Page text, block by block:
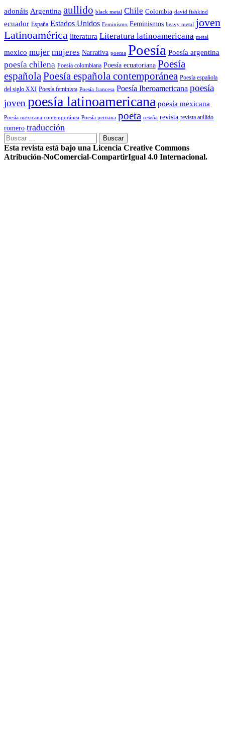
adonáis Argentina aullido black metal Chile Colombia david fishkind
ecuador España Estados Unidos Feminismo Feminismos heavy metal joven
Latinoamérica literatura Literatura latinoamericana metal
mexico mujer mujeres Narrativa poema Poesía Poesía argentina
poesía chilena Poesía colombiana Poesía ecuatoriana Poesía
española Poesía española contemporánea Poesía española
del siglo XXI Poesía feminista Poesía francesa Poesía Iberoamericana poesía
joven poesía latinoamericana poesía mexicana
Poesía mexicana contemporánea Poesía peruana poeta reseña revista revista aullido
romero traducción
Buscar:
Esta revista está bajo una Licencia Creative Commons
Atribución-NoComercial-CompartirIgual 4.0 Internacional.